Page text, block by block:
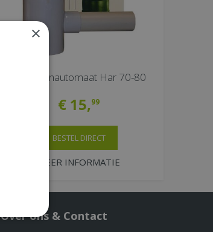
Regentonautomaat Har 70-80
€ 15,99
MEER INFORMATIE
BESTEL DIRECT
Over ons & Contact
×